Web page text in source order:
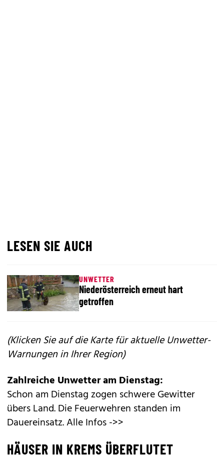
LESEN SIE AUCH
UNWETTER
Niederösterreich erneut hart
getroffen
(Klicken Sie auf die Karte für aktuelle Unwetter-
Warnungen in Ihrer Region)
Zahlreiche Unwetter am Dienstag:
Schon am Dienstag zogen schwere Gewitter
übers Land. Die Feuerwehren standen im
Dauereinsatz.Alle Infos ->>
HÄUSER IN KREMS ÜBERFLUTET